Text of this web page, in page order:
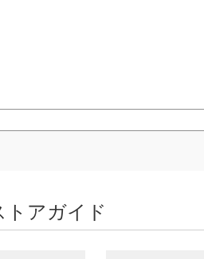
トアガイド